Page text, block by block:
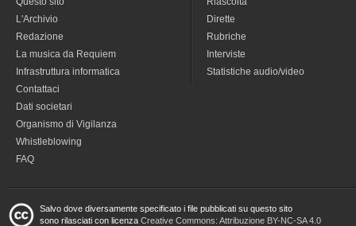
L'Archivio
Redazione
La musica da Requiem
Infrastruttura informatica
Contattaci
Dati societari
Organismo di Vigilanza
Whistleblowing
FAQ
Dirette
Rubriche
Interviste
Statistiche audio/video
Salvo dove diversamente specificato i file pubblicati su questo sito
sono rilasciati con licenza Creative Commons: Attribuzione BY-NC-SA 4.0